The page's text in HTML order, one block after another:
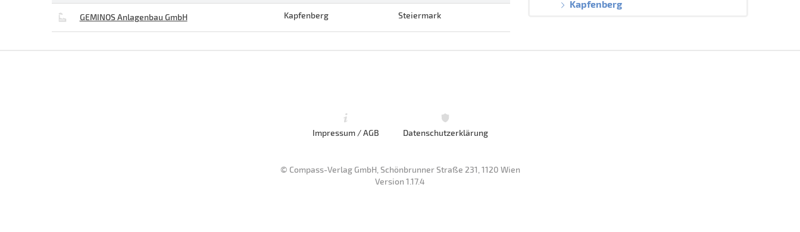
GEMINOS Anlagenbau GmbH Kapfenberg Steiermark
Kapfenberg
Impressum / AGB Datenschutzerklärung
© Compass-Verlag GmbH, Schönbrunner Straße 231, 1120 Wien
Version 1.17.4